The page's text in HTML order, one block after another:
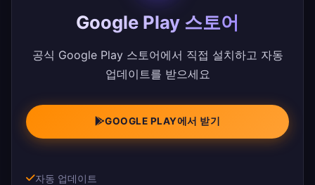
Google Play 스토어
공식 Google Play 스토어에서 직접 설치하고 자동
업데이트를 받으세요
GOOGLE PLAY에서 받기
자동 업데이트